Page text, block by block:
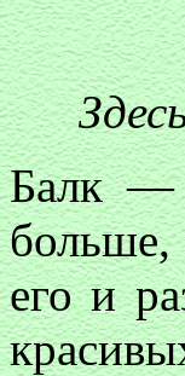
Балк —
его и